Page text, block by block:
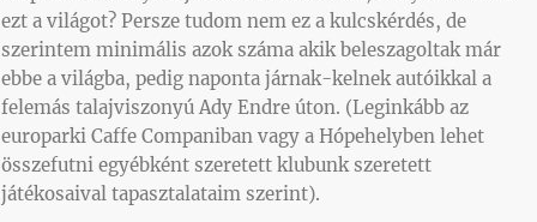
ezt a világot? Persze tudom nem ez a kulcskérdés, de
szerintem minimális azok száma akik beleszagoltak már
ebbe a világba, pedig naponta járnak-kelnek autóikkal a
felemás talajviszonyú Ady Endre úton. (Leginkább az
europarki Caffe Companiban vagy a Hópehelyben lehet
összefutni egyébként szeretett klubunk szeretett
játékosaival tapasztalataim szerint).